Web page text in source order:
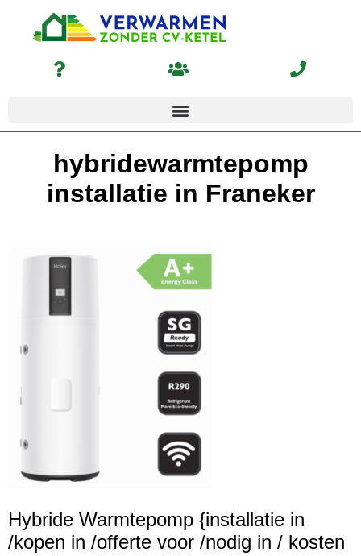
hybridewarmtepomp
installatie in Franeker
Hybride Warmtepomp {installatie in
/kopen in /offerte voor /nodig in / kosten